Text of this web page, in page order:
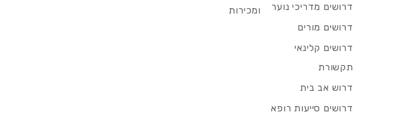
דרושים מדריכי נוער
דרושים מורים
דרושים קלינאי
תקשורת
דרוש אב בית
דרושים סייעות רופא
ומכירות